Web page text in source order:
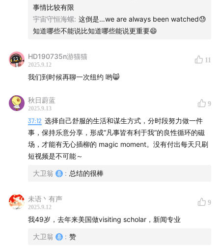
事情比较有限
宇宙守恒海螺: 这倒是…we are always been watched😓
知道哪些不能说比知道哪些能说更重要😄
HD190735n游猫猫
2025.9.12
11
我们到时候再聊一次纽约 哟😸
秋日蔚蓝
2025.9.13
9
37:12 选择自己舒服的生活和谋生方式，分时段努力做一件
事，保持乐意分享，形成“凡事皆有利于我”的良性循环的磁
场，才能有无心插柳的 magic moment。没有付出每天只刷
短视频是不可能～
大卫翁 : 总结的很棒
未语丶有声
2025.9.12
9
我49岁，去年来美国做visiting scholar，新闻专业
大卫翁 : 赞